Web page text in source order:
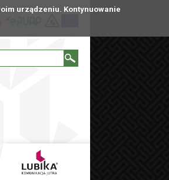
urządzeniu. Kontynuowanie